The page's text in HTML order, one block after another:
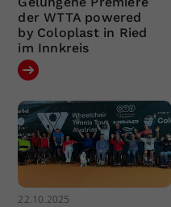
der WTTA powered
by Coloplast in Ried
im Innkreis
22.10.2025